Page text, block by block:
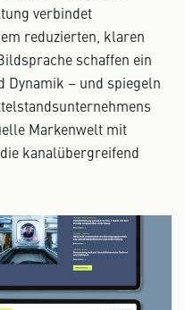
verbindet
reduzierten, klaren
schaffen ein
Dynamik – und spiegeln
Markenwelt mit
kanalübergreifend